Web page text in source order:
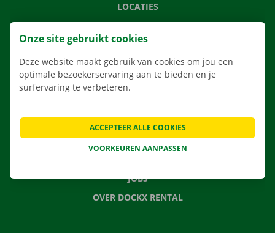
LOCATIES
APP
VERHUISOPLOSSINGEN
VEELGESTELDE VRAGEN
NIEUWS
JOBS
OVER DOCKX RENTAL
Onze site gebruikt cookies
Deze website maakt gebruik van cookies om jou een
optimale bezoekerservaring aan te bieden en je
surfervaring te verbeteren.
VOORKEUREN AANPASSEN
ACCEPTEER ALLE COOKIES